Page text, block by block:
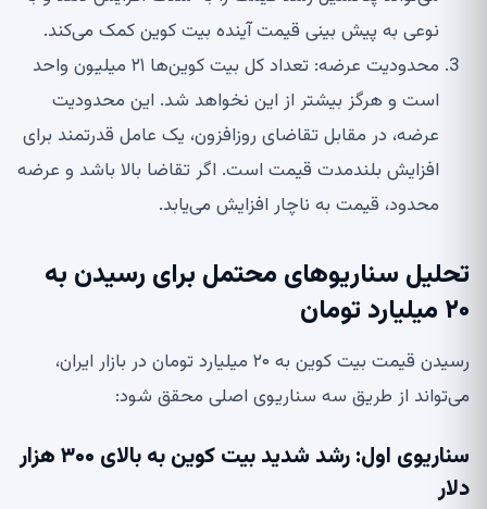
نوعی به پیش بینی قیمت آینده بیت کوین کمک می‌کند.
محدودیت عرضه: تعداد کل بیت کوین‌ها ۲۱ میلیون واحد
است و هرگز بیشتر از این نخواهد شد. این محدودیت
عرضه، در مقابل تقاضای روزافزون، یک عامل قدرتمند برای
افزایش بلندمدت قیمت است. اگر تقاضا بالا باشد و عرضه
محدود، قیمت به ناچار افزایش می‌یابد.
تحلیل سناریوهای محتمل برای رسیدن به
۲۰ میلیارد تومان
رسیدن قیمت بیت کوین به ۲۰ میلیارد تومان در بازار ایران،
می‌تواند از طریق سه سناریوی اصلی محقق شود:
سناریوی اول: رشد شدید بیت کوین به بالای ۳۰۰ هزار
دلار